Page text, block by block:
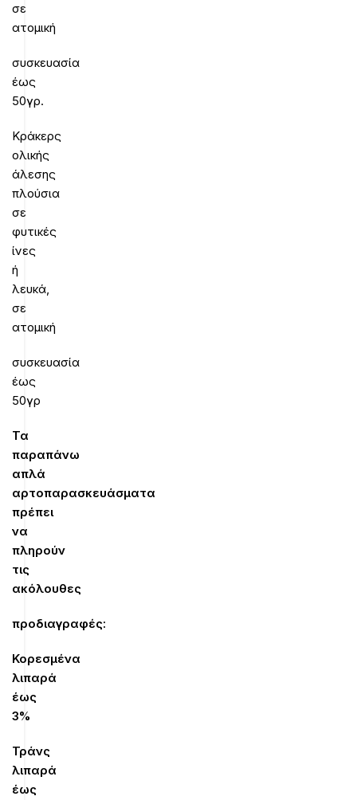
σε
ατομική
συσκευασία
έως
50γρ.
Κράκερς
ολικής
άλεσης
πλούσια
σε
φυτικές
ίνες
ή
λευκά,
σε
ατομική
συσκευασία
έως
50γρ
Τα
παραπάνω
απλά
αρτοπαρασκευάσματα
πρέπει
να
πληρούν
τις
ακόλουθες
προδιαγραφές:
Κορεσμένα
λιπαρά
έως
3%
Τράνς
λιπαρά
έως